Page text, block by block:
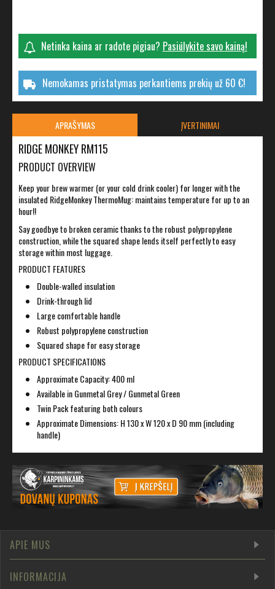
Netinka kaina ar radote pigiau? Pasiūlykite savo kainą!
Nemokamas pristatymas perkantiems prekių už 60 €!
APRAŠYMAS ĮVERTINIMAI
RIDGE MONKEY RM115
PRODUCT OVERVIEW
Keep your brew warmer (or your cold drink cooler) for longer with the
insulated RidgeMonkey ThermoMug: maintains temperature for up to an
hour!!
Say goodbye to broken ceramic thanks to the robust polypropylene
construction, while the squared shape lends itself perfectly to easy
storage within most luggage.
PRODUCT FEATURES
Double-walled insulation
Drink-through lid
Large comfortable handle
Robust polypropylene construction
Squared shape for easy storage
PRODUCT SPECIFICATIONS
Approximate Capacity: 400 ml
Available in Gunmetal Grey / Gunmetal Green
Twin Pack featuring both colours
Approximate Dimensions: H 130 x W 120 x D 90 mm (including
handle)
APIE MUS
INFORMACIJA